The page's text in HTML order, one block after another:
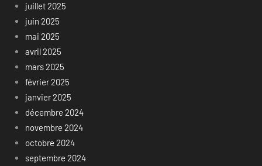
juillet 2025
juin 2025
mai 2025
avril 2025
mars 2025
février 2025
janvier 2025
décembre 2024
novembre 2024
octobre 2024
septembre 2024